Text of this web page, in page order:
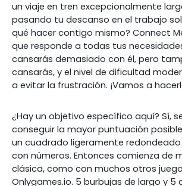
un viaje en tren excepcionalmente
pasando tu descanso en el trabajo
qué hacer contigo mismo? Connect
que responde a todas tus
cansarás demasiado con él, pero
cansarás, y el nivel de dificultad
a evitar la frustración. ¡Vamos a
¿Hay un objetivo específico aquí? Sí,
conseguir la mayor puntuación
un cuadrado ligeramente
con números. Entonces comienza de
clásica, como con muchos otros
Onlygames.io. 5 burbujas de largo y 5